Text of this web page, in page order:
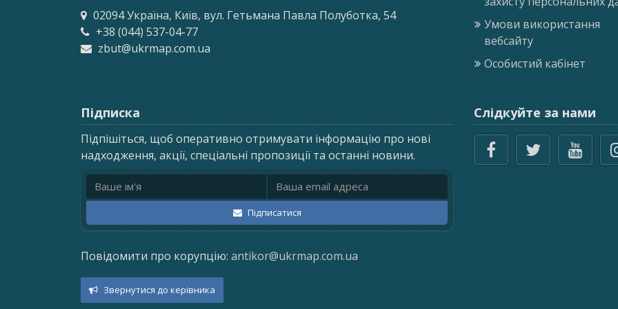
02094 Україна, Київ, вул. Гетьмана Павла Полуботка, 54
+38 (044) 537-04-77
zbut@ukrmap.com.ua
Умови використання
вебсайту
Особистий кабінет
Підписка
Підпішіться, щоб оперативно отримувати інформацію про нові
надходження, акції, спеціальні пропозиції та останні новини.
Ім'я Email адреса
Підписатися
Слідкуйте за нами
Повідомити про корупцію: antikor@ukrmap.com.ua
Звернутися до керівника